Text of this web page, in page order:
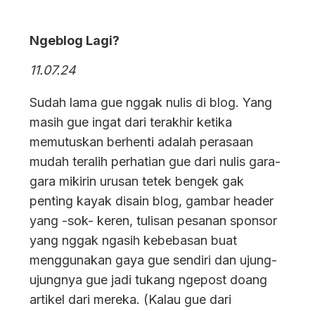
Ngeblog Lagi?
11.07.24
Sudah lama gue nggak nulis di blog. Yang
masih gue ingat dari terakhir ketika
memutuskan berhenti adalah perasaan
mudah teralih perhatian gue dari nulis gara-
gara mikirin urusan tetek bengek gak
penting kayak disain blog, gambar header
yang -sok- keren, tulisan pesanan sponsor
yang nggak ngasih kebebasan buat
menggunakan gaya gue sendiri dan ujung-
ujungnya gue jadi tukang ngepost doang
artikel dari mereka. (Kalau gue dari